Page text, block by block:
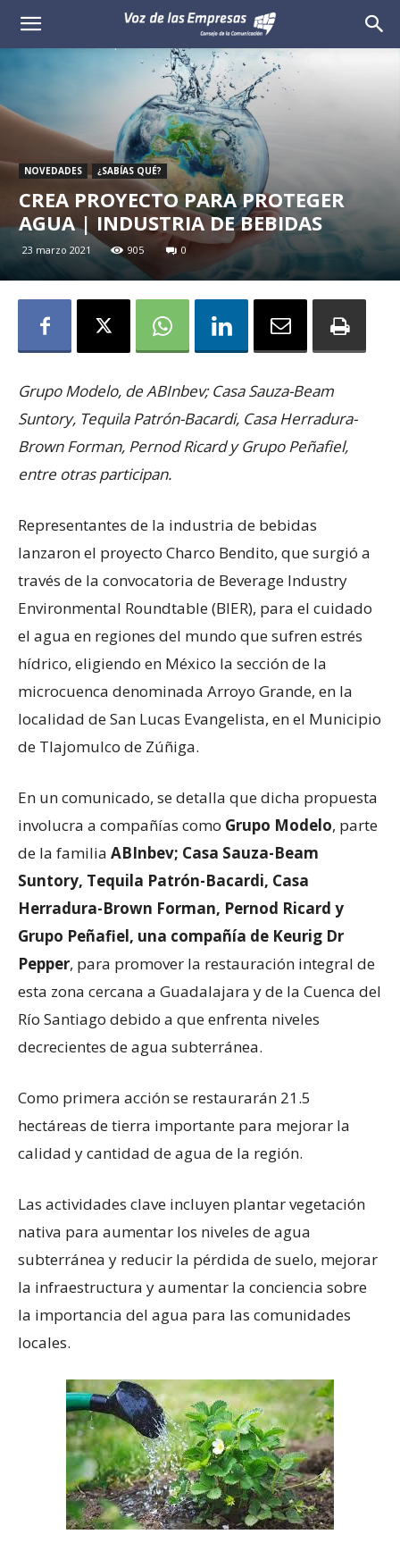
Voz
las
NOVEDADES ¿SABÍAS QUÉ?
CREA PROYECTO PARA PROTEGER
AGUA | INDUSTRIA DE BEBIDAS
23 marzo 2021 905 0
Grupo Modelo, de ABInbev; Casa Sauza-Beam
Suntory, Tequila Patrón-Bacardi, Casa Herradura-
Brown Forman, Pernod Ricard y Grupo Peñafiel,
entre otras participan.
Representantes de la industria de bebidas
lanzaron el proyecto Charco Bendito, que surgió a
través de la convocatoria de Beverage Industry
Environmental Roundtable (BIER), para el cuidado
el agua en regiones del mundo que sufren estrés
hídrico, eligiendo en México la sección de la
microcuenca denominada Arroyo Grande, en la
localidad de San Lucas Evangelista, en el Municipio
de Tlajomulco de Zúñiga.
En un comunicado, se detalla que dicha propuesta
involucra a compañías como Grupo Modelo, parte
de la familia ABInbev; Casa Sauza-Beam
Suntory, Tequila Patrón-Bacardi, Casa
Herradura-Brown Forman, Pernod Ricard y
Grupo Peñafiel, una compañía de Keurig Dr
Pepper, para promover la restauración integral de
esta zona cercana a Guadalajara y de la Cuenca del
Río Santiago debido a que enfrenta niveles
decrecientes de agua subterránea.
Como primera acción se restaurarán 21.5
hectáreas de tierra importante para mejorar la
calidad y cantidad de agua de la región.
Las actividades clave incluyen plantar vegetación
nativa para aumentar los niveles de agua
subterránea y reducir la pérdida de suelo, mejorar
la infraestructura y aumentar la conciencia sobre
la importancia del agua para las comunidades
locales.